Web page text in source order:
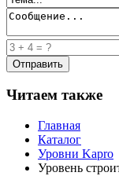
Читаем также
Главная
Каталог
Уровни Kapro
Уровень